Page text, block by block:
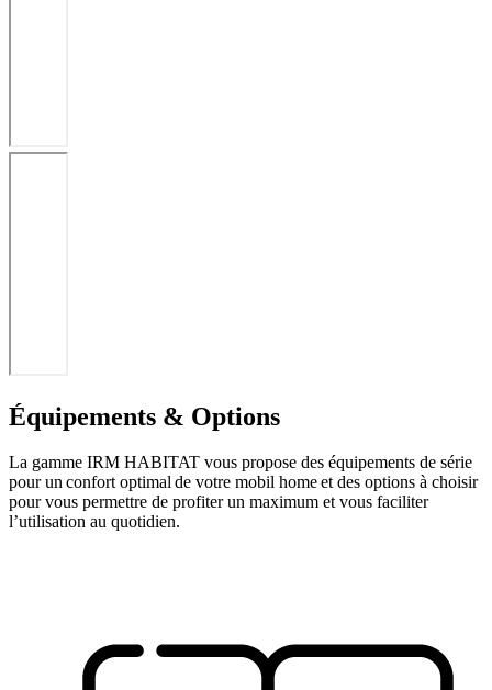
Équipements & Options
La gamme IRM HABITAT vous propose des équipements de série
pour un confort optimal de votre mobil home et des options à choisir
pour vous permettre de profiter un maximum et vous faciliter
l’utilisation au quotidien.